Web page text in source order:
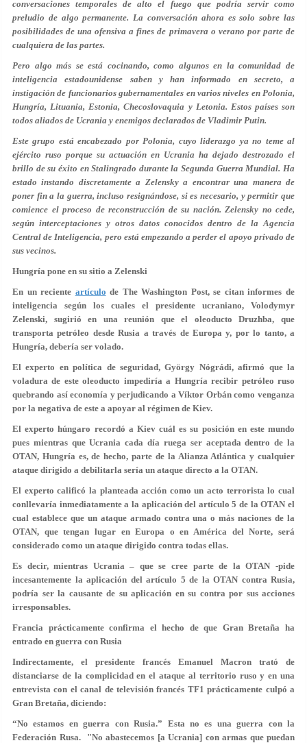
conversaciones temporales de alto el fuego que podría servir como
preludio de algo permanente. La conversación ahora es solo sobre las
posibilidades de una ofensiva a fines de primavera o verano por parte de
cualquiera de las partes.
Pero algo más se está cocinando, como algunos en la comunidad de
inteligencia estadounidense saben y han informado en secreto, a
instigación de funcionarios gubernamentales en varios niveles en Polonia,
Hungría, Lituania, Estonia, Checoslovaquia y Letonia. Estos países son
todos aliados de Ucrania y enemigos declarados de Vladimir Putin.
Este grupo está encabezado por Polonia, cuyo liderazgo ya no teme al
ejército ruso porque su actuación en Ucrania ha dejado destrozado el
brillo de su éxito en Stalingrado durante la Segunda Guerra Mundial. Ha
estado instando discretamente a Zelensky a encontrar una manera de
poner fin a la guerra, incluso resignándose, si es necesario, y permitir que
comience el proceso de reconstrucción de su nación. Zelensky no cede,
según interceptaciones y otros datos conocidos dentro de la Agencia
Central de Inteligencia, pero está empezando a perder el apoyo privado de
sus vecinos.
Hungría pone en su sitio a Zelenski
En un reciente artículo de The Washington Post, se citan informes de
inteligencia según los cuales el presidente ucraniano, Volodymyr
Zelenski, sugirió en una reunión que el oleoducto Druzhba, que
transporta petróleo desde Rusia a través de Europa y, por lo tanto, a
Hungría, debería ser volado.
El experto en política de seguridad, György Nógrádi, afirmó que la
voladura de este oleoducto impediría a Hungría recibir petróleo ruso
quebrando así economía y perjudicando a Víktor Orbán como venganza
por la negativa de este a apoyar al régimen de Kiev.
El experto húngaro recordó a Kiev cuál es su posición en este mundo
pues mientras que Ucrania cada día ruega ser aceptada dentro de la
OTAN, Hungría es, de hecho, parte de la Alianza Atlántica y cualquier
ataque dirigido a debilitarla sería un ataque directo a la OTAN.
El experto calificó la planteada acción como un acto terrorista lo cual
conllevaría inmediatamente a la aplicación del artículo 5 de la OTAN el
cual establece que un ataque armado contra una o más naciones de la
OTAN, que tengan lugar en Europa o en América del Norte, será
considerado como un ataque dirigido contra todas ellas.
Es decir, mientras Ucrania – que se cree parte de la OTAN -pide
incesantemente la aplicación del artículo 5 de la OTAN contra Rusia,
podría ser la causante de su aplicación en su contra por sus acciones
irresponsables.
Francia prácticamente confirma el hecho de que Gran Bretaña ha
entrado en guerra con Rusia
Indirectamente, el presidente francés Emanuel Macron trató de
distanciarse de la complicidad en el ataque al territorio ruso y en una
entrevista con el canal de televisión francés TF1 prácticamente culpó a
Gran Bretaña, diciendo:
“No estamos en guerra con Rusia.” Esta no es una guerra con la
Federación Rusa. "No abastecemos [a Ucrania] con armas que puedan